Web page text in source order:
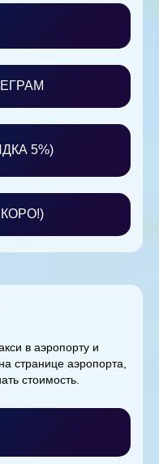
5%)
в аэропорту и
странице аэропорта,
стоимость.